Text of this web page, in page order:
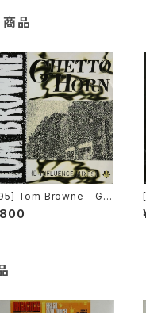
品
Tom Browne – Gh
Horn [Hip Bop Reco